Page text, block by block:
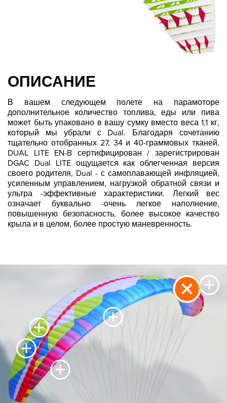
ОПИСАНИЕ
В вашем следующем полете на парамоторе
дополнительное количество топлива, еды или пива
может быть упаковано в вашу сумку вместо веса 1,1 кг,
который мы убрали с Dual. Благодаря сочетанию
тщательно отобранных 27, 34 и 40-граммовых тканей,
DUAL LITE EN-B сертифицирован / зарегистрирован
DGAC Dual LITE ощущается как облегченная версия
своего родителя, Dual - с самоплавающей инфляцией,
усиленным управлением, нагрузкой обратной связи и
ультра -эффективные характеристики. Легкий вес
означает буквально -очень легкое наполнение,
повышенную безопасность, более высокое качество
крыла и в целом, более простую маневренность.